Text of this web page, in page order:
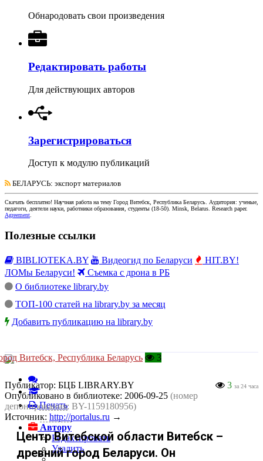
Обнародовать свои произведения
Редактировать работы
Для действующих авторов
Зарегистрироваться
Доступ к модулю публикаций
БЕЛАРУСЬ: экспорт материалов
Скачать бесплатно! Научная работана тему Город Витебск, Республика Беларусь. Аудитория: ученые,
педагоги, деятели науки, работники образования, студенты (18-50). Minsk, Belarus. Research paper.
Agreement.
Полезные ссылки
BIBLIOTEKA.BY Видеогид по Беларуси
HIT.BY!
ЛОМы Беларуси!
Съемка с дрона в РБ
О библиотеке library.by
ТОП-100 статей на library.by за месяц
Добавить публикацию на library.by
Витебск, Республика Беларусь 3
Печать
Автору
Редактировать
Удалить
3 за 24 часа
Публикатор: БЦБ LIBRARY.BY
Опубликовано в библиотеке: 2006-09-25 (номер
депонирования: BY-1159180956)
Источник: http://portalus.ru →
Центр Витебской области Витебск –
древний город Беларуси. Он